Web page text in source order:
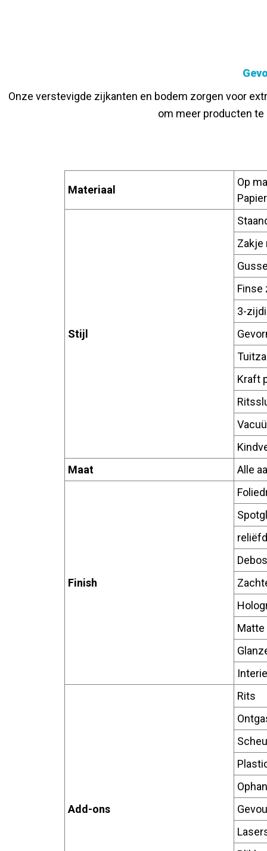
Onze verstevigde zijkanten en bodem zorgen voor
om meer producten
Materiaal
Op
Stijl
Zakje
Finse
3-
Kraft
Maat
Alle
Finish
Add-ons
Rits